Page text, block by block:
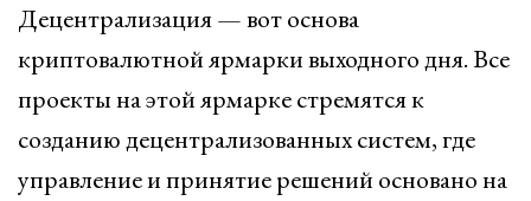
Децентрализация — вот основа
криптовалютной ярмарки выходного дня. Все
проекты на этой ярмарке стремятся к
созданию децентрализованных систем, где
управление и принятие решений основано на